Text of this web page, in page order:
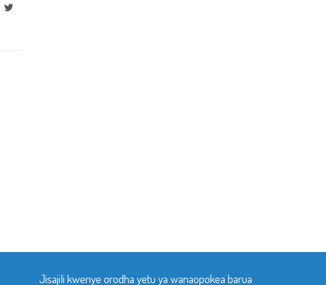
Jisajili kwenye orodha yetu ya wanaopokea barua